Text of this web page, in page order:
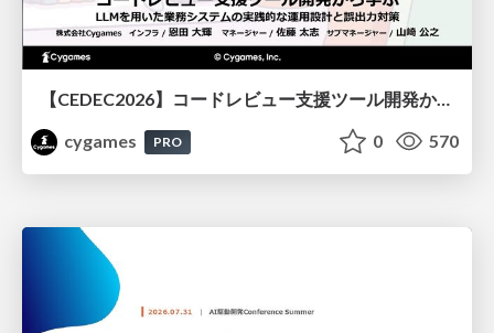
【CEDEC2026】コードレビュー支援ツール開発から学ぶ：LLMを用いた業務システムの実践的な運用設計と誤出力対策
cygames
PRO 0 570